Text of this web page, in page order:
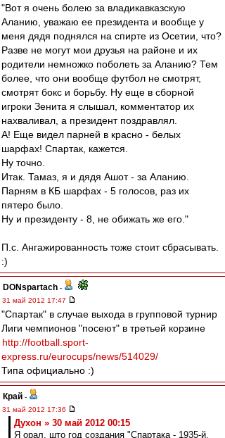
"Вот я очень болею за владикавказскую
Аланию, уважаю ее президента и вообще у
меня дядя поднялся на спирте из Осетии, что?
Разве не могут мои друзья на районе и их
родители немножко поболеть за Аланию? Тем
более, что они вообще футбол не смотрят,
смотрят бокс и борьбу. Ну еще в сборной
игроки Зенита я слышал, комментатор их
нахваливал, а президент поздравлял.
А! Еще видел парней в красно - белых
шарфах! Спартак, кажется.
Ну точно.
Итак. Тамаз, я и дядя Ашот - за Аланию.
Парням в КБ шарфах - 5 голосов, раз их
пятеро было.
Ну и президенту - 8, не обижать же его."
П.с. Ангажированность тоже стоит сбрасывать.
:)
DONspartach -
31 май 2012 17:47
"Спартак" в случае выхода в групповой турнир
Лиги чемпионов "посеют" в третьей корзине
http://football.sport-
express.ru/eurocups/news/514029/
Типа официально :)
Край -
31 май 2012 17:36
Духон » 30 май 2012 00:15
Я орал, што год создания "Спартака - 1935-й,